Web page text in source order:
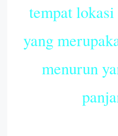
tempat
yang
menurun